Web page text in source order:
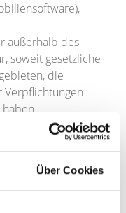
Über Cookies
außerhalb des
soweit gesetzliche
die
Verpflichtungen
nicht beabsichtigt.